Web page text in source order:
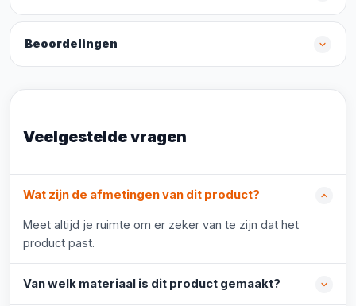
Beoordelingen
Veelgestelde vragen
Wat zijn de afmetingen van dit product?
Meet altijd je ruimte om er zeker van te zijn dat het
product past.
Van welk materiaal is dit product gemaakt?